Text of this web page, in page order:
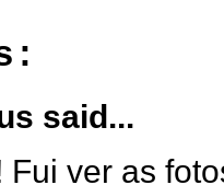
said...
Fui ver as